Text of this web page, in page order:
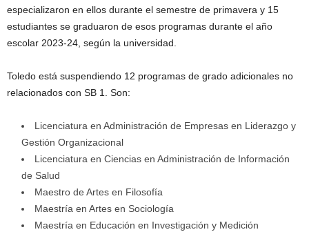
especializaron en ellos durante el semestre de primavera y 15
estudiantes se graduaron de esos programas durante el año
escolar 2023-24, según la universidad.
Toledo está suspendiendo 12 programas de grado adicionales no
relacionados con SB 1. Son:
Licenciatura en Administración de Empresas en Liderazgo y
Gestión Organizacional
Licenciatura en Ciencias en Administración de Información
de Salud
Maestro de Artes en Filosofía
Maestría en Artes en Sociología
Maestría en Educación en Investigación y Medición